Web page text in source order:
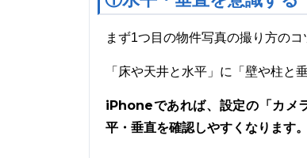
まず1つ目の物件写真の撮り方の
「床や天井と水平」に「壁や柱と
iPhoneであれば、設定の「カメ
平・垂直を確認しやすくなります。